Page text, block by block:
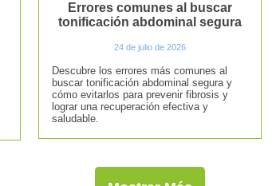
Errores comunes al buscar
tonificación abdominal segura
24 de julio de 2026
Descubre los errores más comunes al
buscar tonificación abdominal segura y
cómo evitarlos para prevenir fibrosis y
lograr una recuperación efectiva y
saludable.